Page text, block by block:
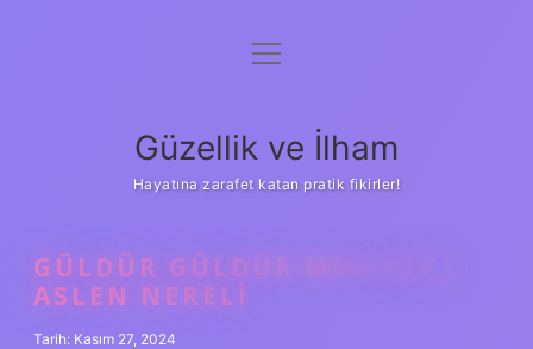
Anasayfa
Yasal Uyarı
menüyü
Güzellik ve İlham
Hayatına zarafet katan pratik fikirler!
GÜLDÜR GÜLDÜR MUSTAFA
ASLEN NERELI
Tarih: Kasım 27, 2024